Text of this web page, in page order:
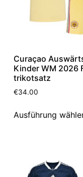
Curaçao
Kinder WM 2026
trikotsatz
€34.00
Ausführung